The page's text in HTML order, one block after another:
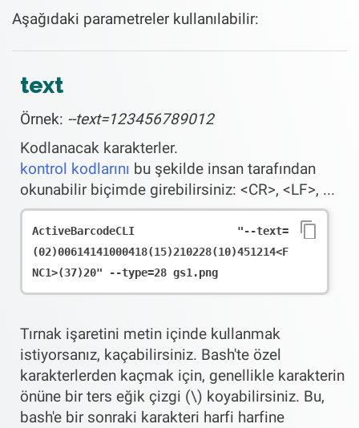
Aşağıdaki parametreler kullanılabilir:
text
Örnek: --text=123456789012
Kodlanacak karakterler.
kontrol kodlarını bu şekilde insan tarafından
okunabilir biçimde girebilirsiniz: <CR>, <LF>, ...
ActiveBarcodeCLI "--text=
(02)00614141000418(15)210228(10)451214<F
NC1>(37)20" --type=28 gs1.png
Tırnak işaretini metin içinde kullanmak
istiyorsanız, kaçabilirsiniz. Bash'te özel
karakterlerden kaçmak için, genellikle karakterin
önüne bir ters eğik çizgi (\) koyabilirsiniz. Bu,
bash'e bir sonraki karakteri harfi harfine